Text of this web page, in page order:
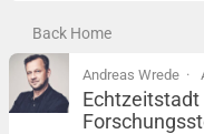
Back Home
Andreas Wrede
Echtzeitstadt